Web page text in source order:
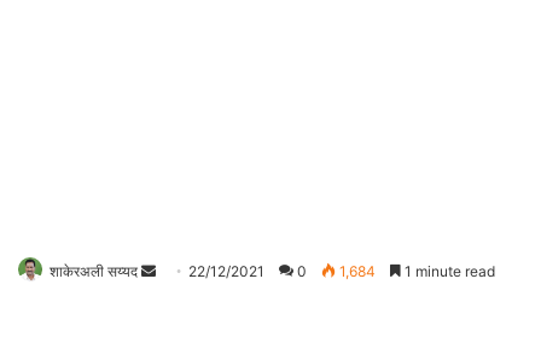
शाकेरअली सय्यद 22/12/2021 0 1,684 1 minute read